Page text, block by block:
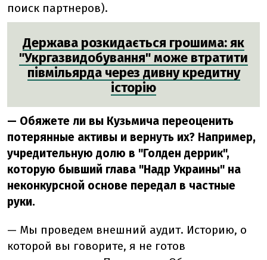
поиск партнеров).
Держава розкидається грошима: як
"Укргазвидобування" може втратити
півмільярда через дивну кредитну
історію
— Обяжете ли вы Кузьмича переоценить
потерянные активы и вернуть их? Например,
учредительную долю в "Голден деррик",
которую бывший глава "Надр Украины" на
неконкурсной основе передал в частные
руки.
— Мы проведем внешний аудит. Историю, о
которой вы говорите, я не готов